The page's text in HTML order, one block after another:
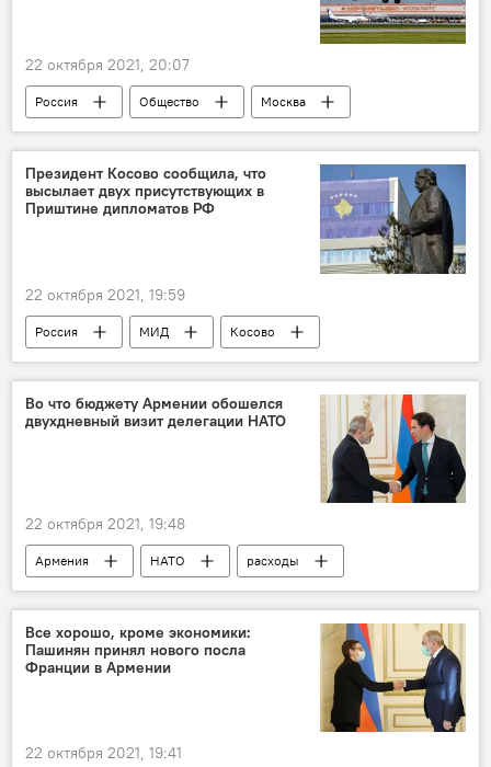
22 октября 2021, 20:07
Россия Общество
Москва
Аэрофлот
Санкт-Петербург
премия
Президент Косово сообщила, что
высылает двух присутствующих в
Приштине дипломатов РФ
22 октября 2021, 19:59
Россия МИД Косово
Во что бюджету Армении обошелся
двухдневный визит делегации НАТО
22 октября 2021, 19:48
Армения НАТО
расходы
визит
Новости Армения
бюджет
Все хорошо, кроме экономики:
Пашинян принял нового посла
Франции в Армении
22 октября 2021, 19:41